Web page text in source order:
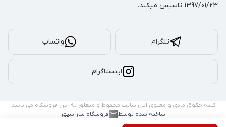
1397/01/23 تاسیس میکند.
تلگرام واتساپ
اینستاگرام
کلیه حقوق مادی و معنوی این سایت محفوظ و متعلق به این فروشگاه می باشد.
ساخته شده توسط
فروشگاه ساز سپهر